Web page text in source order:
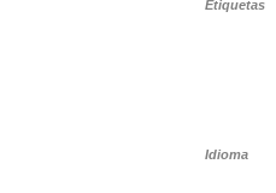
Etiquetas
Idioma